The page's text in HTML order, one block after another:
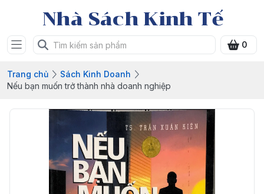
Nhà Sách Kinh Tế
0
Trang chủ
Sách Kinh Doanh
Nếu bạn muốn trở thành nhà doanh nghiệp